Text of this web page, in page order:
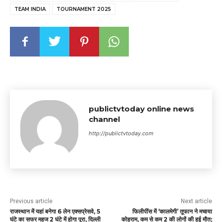
TEAM INDIA TOURNAMENT 2025
publictvtoday online news
channel
http://publictvtoday.com
Previous article
राजस्थान में यहां बनेगा 6 लेन एक्सप्रेसवे, 5
घंटे का सफर महज 2 घंटे में होगा पूरा, दिल्ली
Next article
फिलीपींस में ‘कालमेगी’ तूफान ने मचाया
कोहराम, कम से कम 2 की लोगों की हुई मौत;